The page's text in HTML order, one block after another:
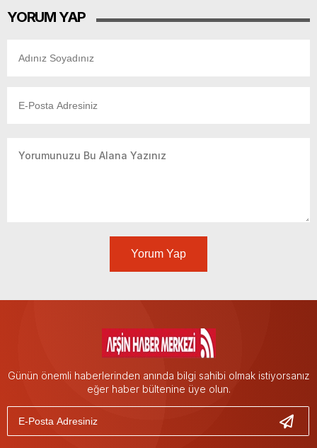
YORUM YAP
Yorum Yap
Günün önemli haberlerinden anında bilgi sahibi olmak istiyorsanız
eğer haber bültenine üye olun.